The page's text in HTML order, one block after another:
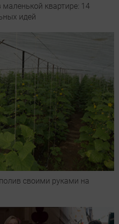
квартире: 14
идей
своими руками на